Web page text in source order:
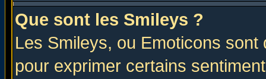
Que sont les Smileys ?
Les Smileys, ou Emoticons
pour exprimer certains